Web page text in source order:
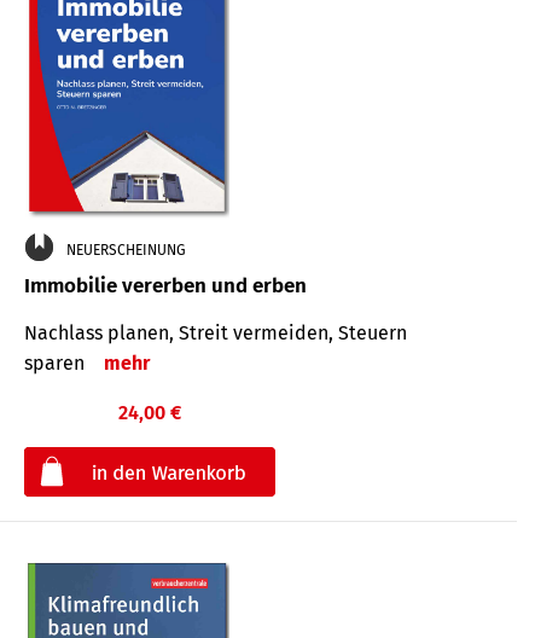
NEUERSCHEINUNG
Immobilie vererben und erben
Nachlass planen, Streit vermeiden, Steuern
sparen
mehr
24,00 €